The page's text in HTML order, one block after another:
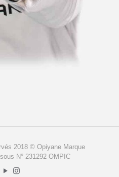
2018 © Opiyane Marque
N° 231292 OMPIC